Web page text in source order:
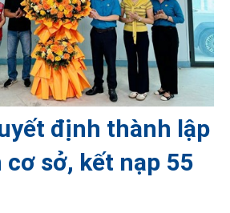
định thành lập
cơ sở, kết nạp 55